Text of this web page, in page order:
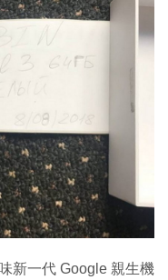
新一代 Google 親生機